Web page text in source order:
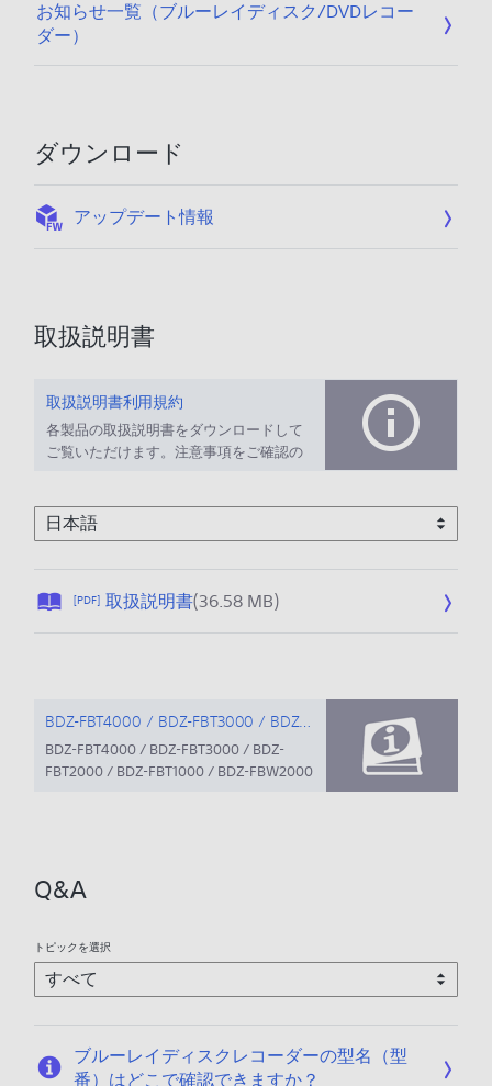
お知らせ一覧（ブルーレイディスク/DVDレコー
ダー）
ダウンロード
アップデート情報
取扱説明書
取扱説明書利用規約
各製品の取扱説明書をダウンロードして
ご覧いただけます。注意事項をご確認の
[PDF] 取扱説明書(36.58 MB)公
0
2
1
BDZ-FBT4000 / BDZ-FBT3000 / BDZ-FBT2000 / BDZ-FBT1000 / BDZ-FBW2000 / BDZ-FBW1000 使いかたマニュアル
BDZ-FBT4000 / BDZ-FBT3000 / BDZ-
FBT2000 / BDZ-FBT1000 / BDZ-FBW2000
Q&A
トピックを選択
ブルーレイディスクレコーダーの型名（型
番）はどこで確認できますか？